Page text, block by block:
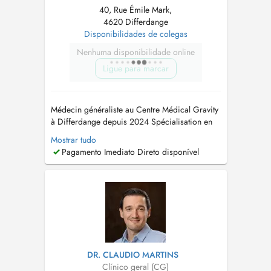
40, Rue Émile Mark,
4620 Differdange
Disponibilidades de colegas
Nenhuma disponibilidade online
Ligue para marcar
Médecin généraliste au Centre Médical Gravity
à Differdange depuis 2024 Spécialisation en
Médecine générale à l'Université de
Luxembourg en 2023 Bachelor et Master en
Médecine à L'Université Catholique de Louvain
partir de 3 ans...
Mostrar tudo
Pagamento Imediato Direto disponível
DR. CLAUDIO MARTINS
Clínico geral (CG)